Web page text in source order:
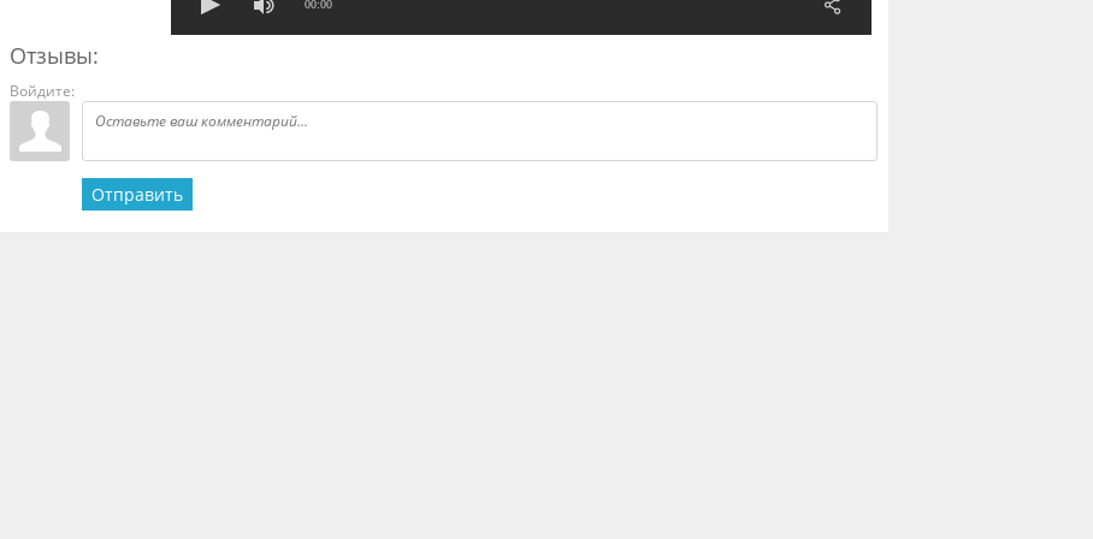
00:00
Отзывы:
Войдите:
Отправить